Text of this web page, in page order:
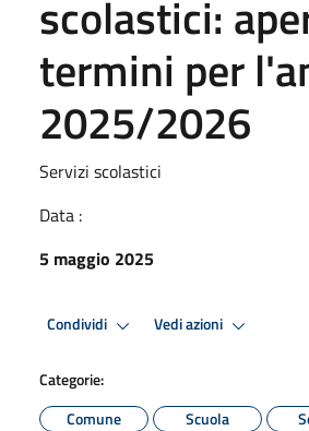
scolastici:
termini per
2025/2026
Servizi scolastici
Data :
5 maggio 2025
Condividi Vedi azioni
Categorie:
Comune
Scuola